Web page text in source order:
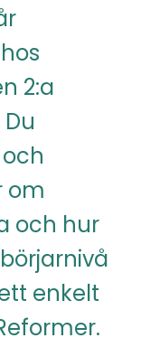
2:a
om
och hur
enkelt